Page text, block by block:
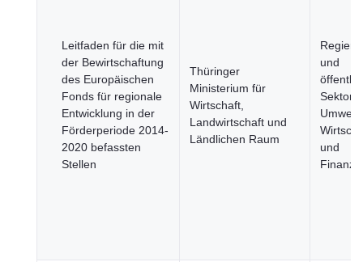
Leitfaden für die mit
der Bewirtschaftung
des Europäischen
Fonds für regionale
Entwicklung in der
Förderperiode 2014-
2020 befassten
Stellen
Thüringer
Ministerium für
Wirtschaft,
Landwirtschaft und
Ländlichen Raum
und
Sektor,
Umwelt,
und